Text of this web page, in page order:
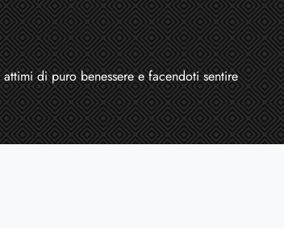
di puro benessere e facendoti sentire